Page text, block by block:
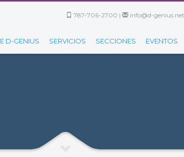
787-706-2700 | info@d-
D-GENIUS SERVICIOS SECCIONES EVENTOS